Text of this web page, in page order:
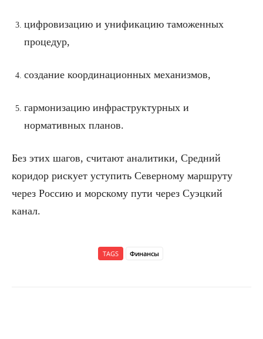
цифровизацию и унификацию таможенных
процедур,
создание координационных механизмов,
гармонизацию инфраструктурных и
нормативных планов.
Без этих шагов, считают аналитики, Средний
коридор рискует уступить Северному маршруту
через Россию и морскому пути через Суэцкий
канал.
TAGS Финансы